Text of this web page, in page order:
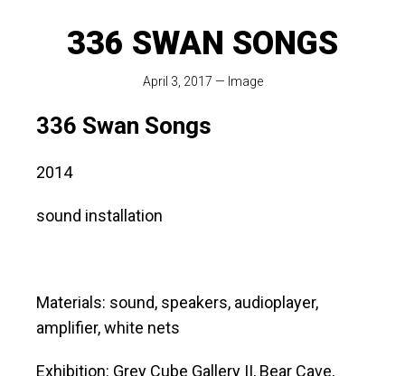
336 SWAN SONGS
April 3, 2017 — Image
336 Swan Songs
2014
sound installation
Materials: sound, speakers, audioplayer,
amplifier, white nets
Exhibition: Grey Cube Gallery II, Bear Cave,